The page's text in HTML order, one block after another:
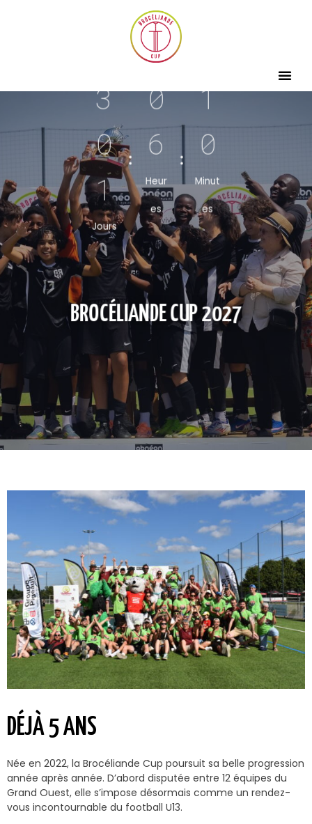
3
0
1
Jours
0
6
Heur
es
1
0
Minut
es
BROCÉLIANDE CUP 2027
DÉJÀ 5 ANS
Née en 2022, la Brocéliande Cup poursuit sa belle progression
année après année. D’abord disputée entre 12 équipes du
Grand Ouest, elle s’impose désormais comme un rendez-
vous incontournable du football U13.